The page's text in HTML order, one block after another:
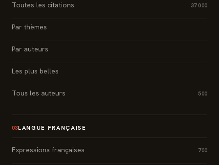
Toutes les citations 37 000
Par thèmes
Par auteurs
Les plus belles
Tous les auteurs 500
03LANGUE FRANÇAISE
Expressions françaises 700